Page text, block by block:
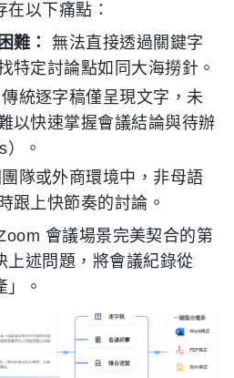
以下痛點：
難：
無法直接透過關鍵字
特定討論點如同大海撈針。
傳統逐字稿僅呈現文字，未
以快速掌握會議結論與待辦
。
隊或外商環境中，非母語
跟上快節奏的討論。
會議場景完美契合的第
上述問題，將會議紀錄從
」。